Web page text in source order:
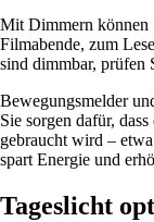
Mit Dimmern können
Filmabende, zum
sind dimmbar, prüfen
Bewegungsmelder
Sie sorgen dafür,
gebraucht wird –
spart Energie und
Tageslicht